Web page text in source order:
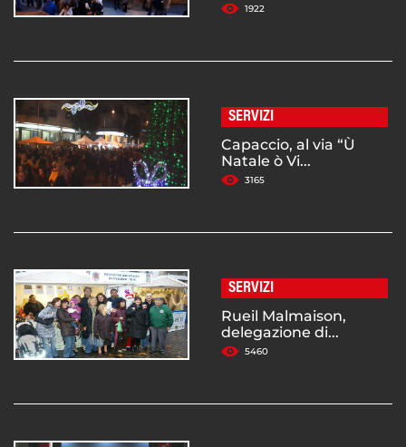
1922
SERVIZI
Capaccio, al via “Ù
Natale ò Vi...
3165
SERVIZI
Rueil Malmaison,
delegazione di...
5460